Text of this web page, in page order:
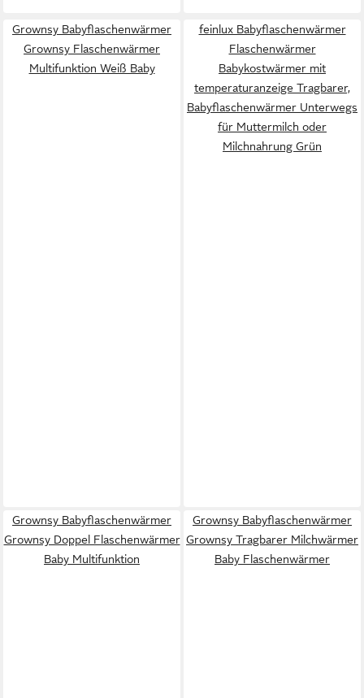
Grownsy Babyflaschenwärmer
Grownsy Flaschenwärmer
Multifunktion Weiß Baby
feinlux Babyflaschenwärmer
Flaschenwärmer
Babykostwärmer mit
temperaturanzeige Tragbarer,
Babyflaschenwärmer Unterwegs
für Muttermilch oder
Milchnahrung Grün
Grownsy Babyflaschenwärmer
Grownsy Doppel Flaschenwärmer
Baby Multifunktion
Grownsy Babyflaschenwärmer
Grownsy Tragbarer Milchwärmer
Baby Flaschenwärmer